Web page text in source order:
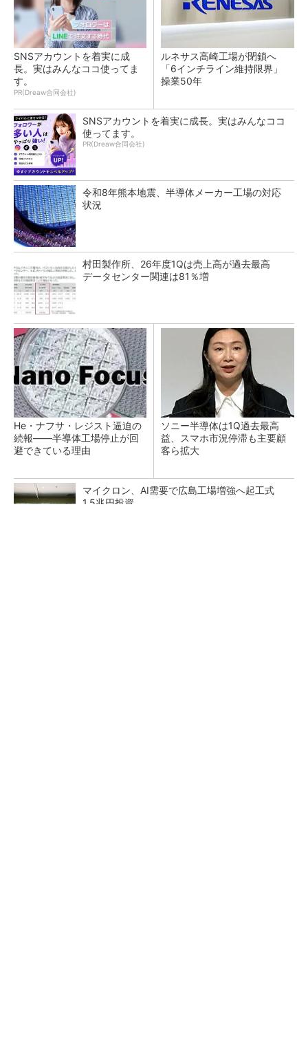
SNSアカウントを着実に成
長。実はみんなココ使ってま
す。
PR(Dreaw合同会社)
ルネサス高崎工場が閉鎖へ
「6インチライン維持限界」
操業50年
SNSアカウントを着実に成長。実はみんなココ
使ってます。
PR(Dreaw合同会社)
令和8年熊本地震、半導体メーカー工場の対応
状況
村田製作所、26年度1Qは売上高が過去最高
データセンター関連は81％増
He・ナフサ・レジスト逼迫の
続報――半導体工場停止が回
避できている理由
ソニー半導体は1Q過去最高
益、スマホ市況停滞も主要顧
客ら拡大
マイクロン、AI需要で広島工場増強へ起工式
1.5兆円投資